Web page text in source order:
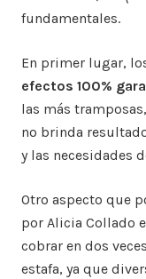
fundamentales.
En primer lugar,
efectos 100%
las más
no brinda
y las necesidades
Otro aspecto que
por Alicia Collado
cobrar en dos
estafa, ya que